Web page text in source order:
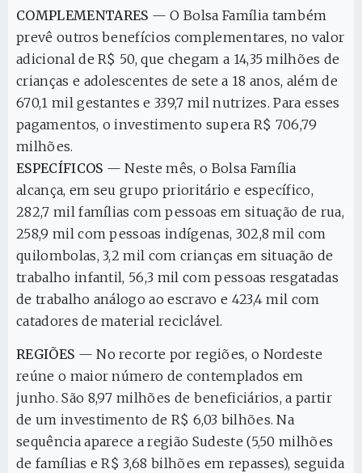
COMPLEMENTARES — O Bolsa Família também
prevê outros benefícios complementares, no valor
adicional de R$ 50, que chegam a 14,35 milhões de
crianças e adolescentes de sete a 18 anos, além de
670,1 mil gestantes e 339,7 mil nutrizes. Para esses
pagamentos, o investimento supera R$ 706,79
milhões.
ESPECÍFICOS — Neste mês, o Bolsa Família
alcança, em seu grupo prioritário e específico,
282,7 mil famílias com pessoas em situação de rua,
258,9 mil com pessoas indígenas, 302,8 mil com
quilombolas, 3,2 mil com crianças em situação de
trabalho infantil, 56,3 mil com pessoas resgatadas
de trabalho análogo ao escravo e 423,4 mil com
catadores de material reciclável.
REGIÕES — No recorte por regiões, o Nordeste
reúne o maior número de contemplados em
junho. São 8,97 milhões de beneficiários, a partir
de um investimento de R$ 6,03 bilhões. Na
sequência aparece a região Sudeste (5,50 milhões
de famílias e R$ 3,68 bilhões em repasses), seguida